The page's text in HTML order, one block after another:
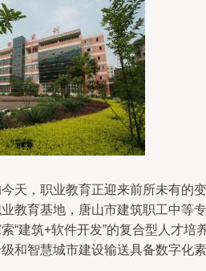
天，职业教育正迎来前所未有的变
教育基地，唐山市建筑职工中等专
“建筑+软件开发”的复合型人才培
和智慧城市建设输送具备数字化素